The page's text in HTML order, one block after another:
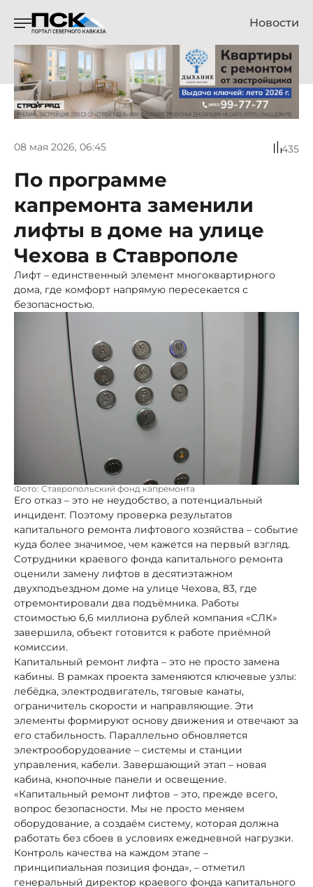
Новости
08 мая 2026, 06:45 435
По программе
капремонта заменили
лифты в доме на улице
Чехова в Ставрополе
Лифт – единственный элемент многоквартирного
дома, где комфорт напрямую пересекается с
безопасностью.
Фото: Ставропольский фонд капремонта
Его отказ – это не неудобство, а потенциальный
инцидент. Поэтому проверка результатов
капитального ремонта лифтового хозяйства – событие
куда более значимое, чем кажется на первый взгляд.
Сотрудники краевого фонда капитального ремонта
оценили замену лифтов в десятиэтажном
двухподъездном доме на улице Чехова, 83, где
отремонтировали два подъёмника. Работы
стоимостью 6,6 миллиона рублей компания «СЛК»
завершила, объект готовится к работе приёмной
комиссии.
Капитальный ремонт лифта – это не просто замена
кабины. В рамках проекта заменяются ключевые узлы:
лебёдка, электродвигатель, тяговые канаты,
ограничитель скорости и направляющие. Эти
элементы формируют основу движения и отвечают за
его стабильность. Параллельно обновляется
электрооборудование – системы и станции
управления, кабели. Завершающий этап – новая
кабина, кнопочные панели и освещение.
«Капитальный ремонт лифтов – это, прежде всего,
вопрос безопасности. Мы не просто меняем
оборудование, а создаём систему, которая должна
работать без сбоев в условиях ежедневной нагрузки.
Контроль качества на каждом этапе –
принципиальная позиция фонда», – отметил
генеральный директор краевого фонда капитального